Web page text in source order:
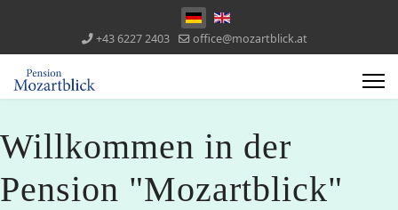
+43 6227 2403 office@mozartblick.at
Willkommen in der
Pension "Mozartblick"